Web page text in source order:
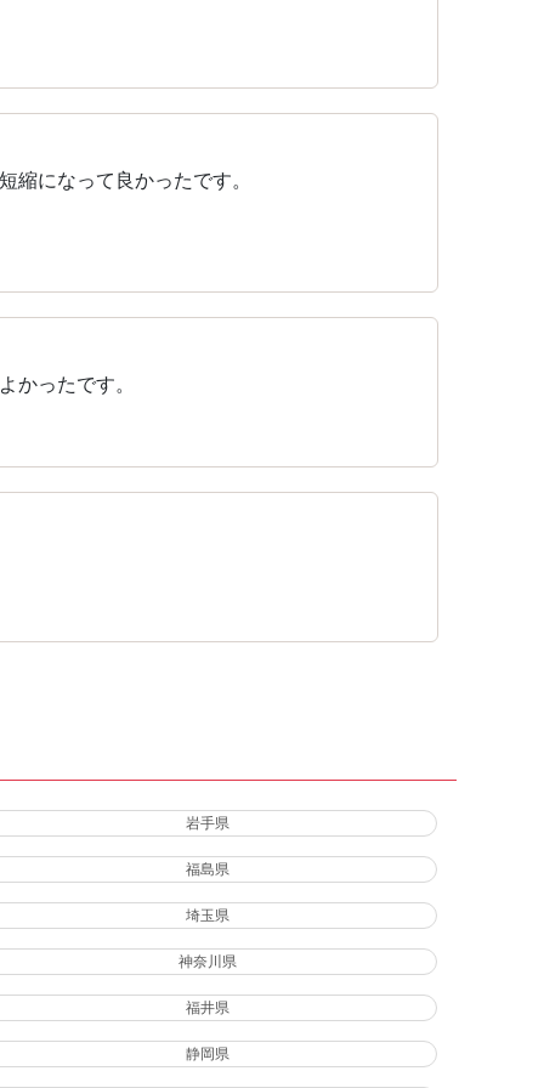
縮になって良かったです。
かったです。
岩手県
福島県
埼玉県
神奈川県
福井県
静岡県